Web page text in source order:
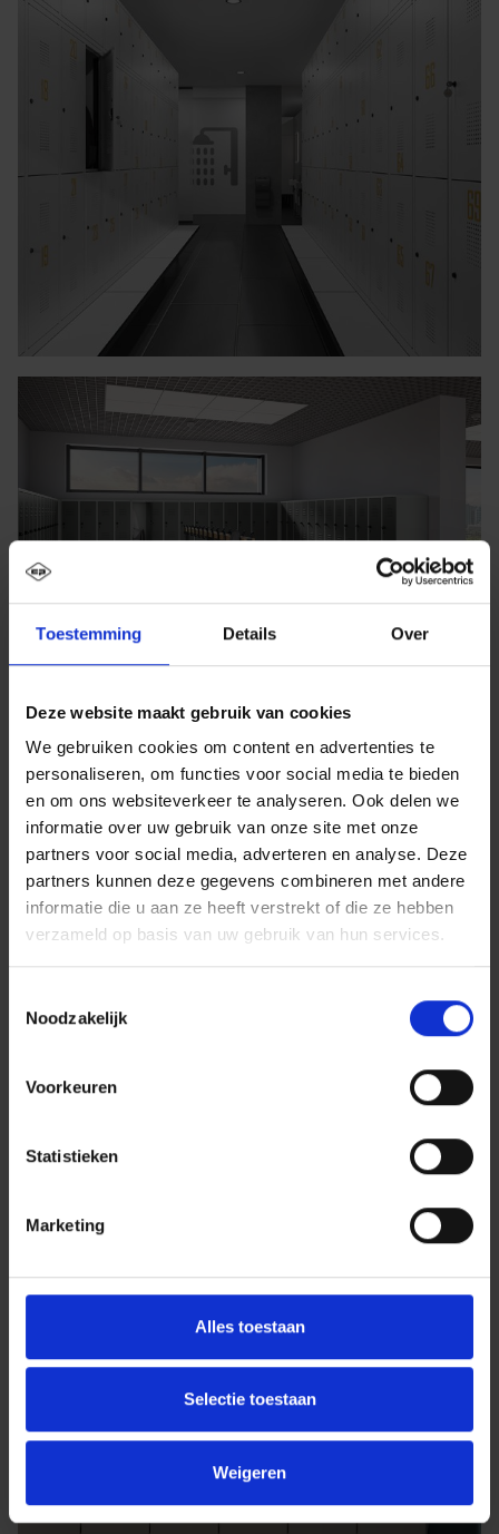
Toestemming Details Over
Deze website maakt gebruik van cookies
We gebruiken cookies om content en advertenties te
personaliseren, om functies voor social media te bieden
en om ons websiteverkeer te analyseren. Ook delen we
informatie over uw gebruik van onze site met onze
partners voor social media, adverteren en analyse. Deze
partners kunnen deze gegevens combineren met andere
informatie die u aan ze heeft verstrekt of die ze hebben
verzameld op basis van uw gebruik van hun services.
Noodzakelijk
Voorkeuren
Statistieken
Marketing
Alles toestaan
Selectie toestaan
Weigeren